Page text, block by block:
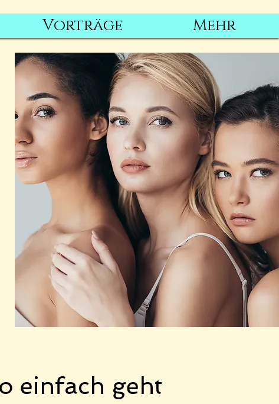
Vorträge Mehr
einfach geht